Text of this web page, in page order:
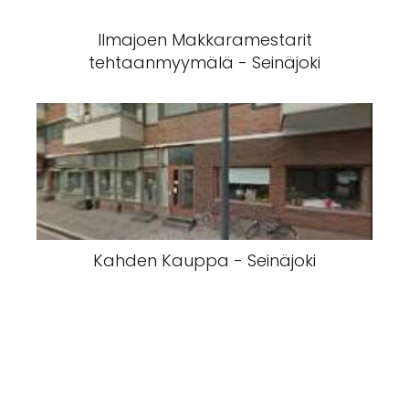
Ilmajoen Makkaramestarit
tehtaanmyymälä - Seinäjoki
Kahden Kauppa - Seinäjoki